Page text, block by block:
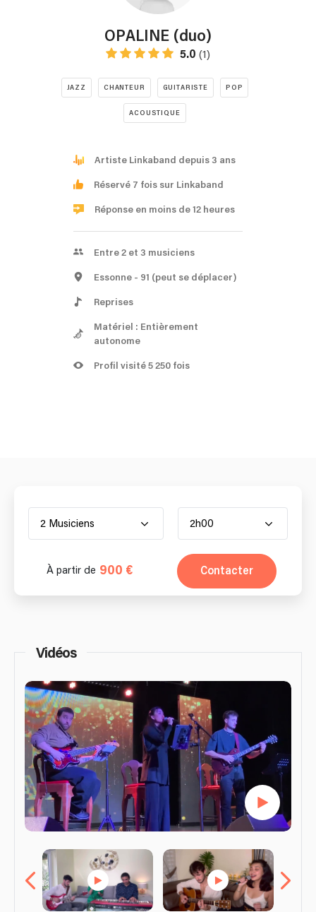
OPALINE (duo)
5.0 (1)
JAZZ CHANTEUR GUITARISTE POP
ACOUSTIQUE
Artiste Linkaband depuis 3 ans
Réservé 7 fois sur Linkaband
Réponse en moins de 12 heures
Entre 2 et 3 musiciens
Essonne - 91 (peut se déplacer)
Reprises
Matériel : Entièrement
autonome
Profil visité 5 250 fois
2 Musiciens 2h00
À partir de 900 € Contacter
Vidéos